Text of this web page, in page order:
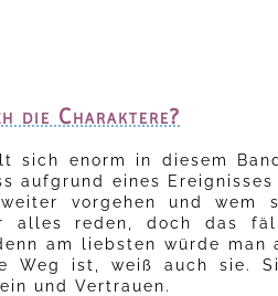
die Charaktere?
sich enorm in diesem
aufgrund eines
vorgehen und wem
alles reden, doch das
am liebsten würde
Weg ist, weiß auch sie.
und Vertrauen.